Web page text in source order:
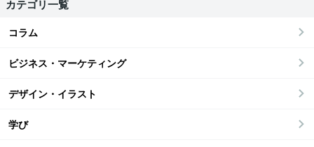
カテゴリ一覧
コラム
ビジネス・マーケティング
デザイン・イラスト
学び